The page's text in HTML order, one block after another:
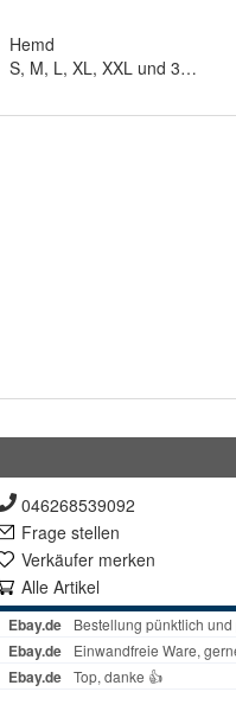
Hemd
S, M, L, XL, XXL und 3XL
046268539092
Frage stellen
Verkäufer merken
Alle Artikel